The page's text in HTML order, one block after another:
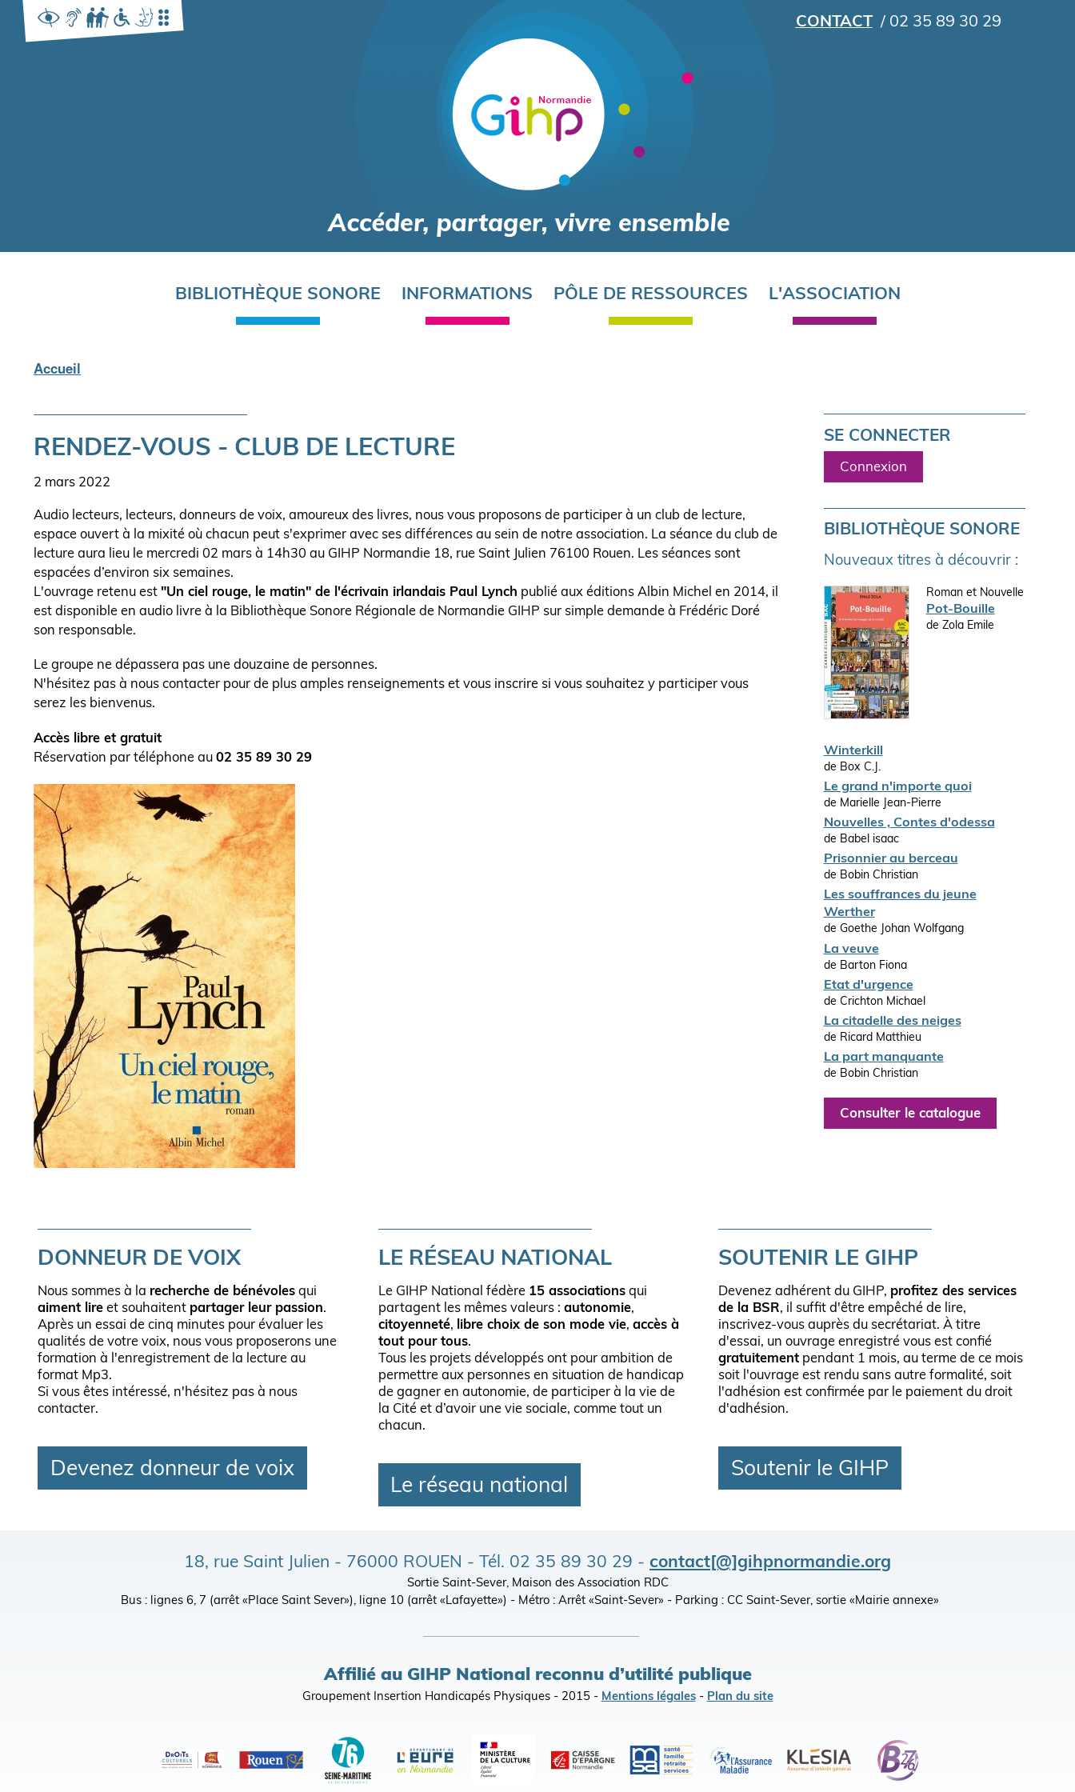
contenu
principal
CONTACT/ 02 35 89 30 29
BIBLIOTHÈQUE SONORE INFORMATIONS PÔLE DE RESSOURCES L'ASSOCIATION
Accueil
RENDEZ-VOUS - CLUB DE LECTURE
Date
2 mars 2022
Body
Audio lecteurs, lecteurs, donneurs de voix, amoureux des livres, nous vous proposons de participer à un club de lecture,
espace ouvert à la mixité où chacun peut s'exprimer avec ses différences au sein de notre association. La séance du club de
lecture aura lieu le mercredi 02 mars à 14h30 au GIHP Normandie 18, rue Saint Julien 76100 Rouen. Les séances sont
espacées d’environ six semaines.
L'ouvrage retenu est "Un ciel rouge, le matin" de l'écrivain irlandais Paul Lynch publié aux éditions Albin Michel en 2014, il
est disponible en audio livre à la Bibliothèque Sonore Régionale de Normandie GIHP sur simple demande à Frédéric Doré
son responsable.
Le groupe ne dépassera pas une douzaine de personnes.
N'hésitez pas à nous contacter pour de plus amples renseignements et vous inscrire si vous souhaitez y participer vous
serez les bienvenus.
Accès libre et gratuit
Réservation par téléphone au 02 35 89 30 29
Visuel
de
l'actualité
SE CONNECTER
Connexion
BIBLIOTHÈQUE SONORE
Nouveaux titres à découvrir :
Roman et Nouvelle
Pot-Bouille
de Zola Emile
Winterkill
de Box C.J.
Le grand n'importe quoi
de Marielle Jean-Pierre
Nouvelles , Contes d'odessa
de Babel isaac
Prisonnier au berceau
de Bobin Christian
Les souffrances du jeune
Werther
de Goethe Johan Wolfgang
La veuve
de Barton Fiona
Etat d'urgence
de Crichton Michael
La citadelle des neiges
de Ricard Matthieu
La part manquante
de Bobin Christian
Consulter le catalogue
DONNEUR DE VOIX
Nous sommes à la recherche de bénévoles qui
aiment lire et souhaitent partager leur passion.
Après un essai de cinq minutes pour évaluer les
qualités de votre voix, nous vous proposerons une
formation à l'enregistrement de la lecture au
format Mp3.
Si vous êtes intéressé, n'hésitez pas à nous
contacter.
Devenez donneur de voix
LE RÉSEAU NATIONAL
Le GIHP National fédère 15 associationsqui
partagent les mêmes valeurs : autonomie,
citoyenneté, libre choix de son mode vie, accès à
tout pour tous.
Tous les projets développés ont pour ambition de
permettre aux personnes en situation de handicap
de gagner en autonomie, de participer à la vie de
la Cité et d’avoir une vie sociale, comme tout un
chacun.
Le réseau national
SOUTENIR LE GIHP
Devenez adhérent du GIHP, profitez des services
de la BSR, il suffit d'être empêché de lire,
inscrivez-vous auprès du secrétariat. À titre
d'essai, un ouvrage enregistré vous est confié
gratuitement pendant 1 mois, au terme de ce mois
soit l'ouvrage est rendu sans autre formalité, soit
l'adhésion est confirmée par le paiement du droit
d'adhésion.
Soutenir le GIHP
18, rue Saint Julien - 76000 ROUEN - Tél. 02 35 89 30 29 - contact[@]gihpnormandie.org
Sortie Saint-Sever, Maison des Association RDC
Bus : lignes 6, 7 (arrêt «Place Saint Sever»), ligne 10 (arrêt «Lafayette») - Métro : Arrêt «Saint-Sever» - Parking : CC Saint-Sever, sortie «Mairie annexe»
Affilié au GIHP National reconnu d’utilité publique
Groupement Insertion Handicapés Physiques - 2015 - Mentions légales- Plan du site